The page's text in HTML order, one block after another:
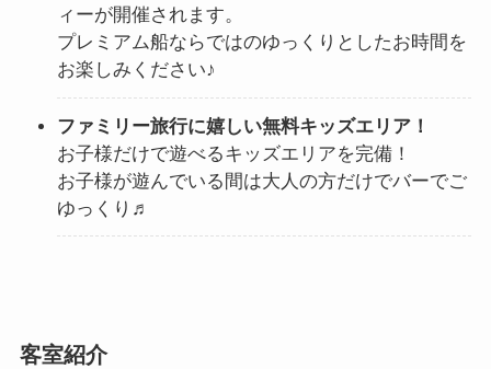
ィーが開催されます。
プレミアム船ならではのゆっくりとしたお時間を
お楽しみください♪
ファミリー旅行に嬉しい無料キッズエリア！
お子様だけで遊べるキッズエリアを完備！
お子様が遊んでいる間は大人の方だけでバーでご
ゆっくり♬
客室紹介